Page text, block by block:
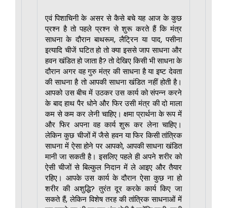
एवं पिशाचिनी के असर से कैसे बचे यह आज के कुछ
प्रश्न है तो पहले प्रश्न से शुरू करते हैं कि मंत्र
साधना के दौरान बाथरूम, लैट्रिन या पाद, पसीना
इत्यादि चीजें घटित हो तो क्या इससे जाप साधना और
हवन खंडित हो जाता है? तो देखिए किसी भी साधना के
दौरान अगर वह गुरु मंत्र की साधना है या इष्ट देवता
की साधना है तो आपकी साधना खंडित नहीं होती है।
आपको उस बीच में उठकर उस कार्य को संपन्न करने
के बाद हाथ पैर धोने और फिर उसी मंत्र की दो माला
कम से कम कर लेनी चाहिए। क्षमा प्रार्थना के रूप में
और फिर अपना वह कार्य शुरू कर लेना चाहिए।
लेकिन कुछ चीजों में जैसे हवन या फिर किसी तांत्रिक
साधना में ऐसा होने पर आपको, आपकी साधना खंडित
मानी जा सकती है। इसलिए पहले ही अपने शरीर को
ऐसी चीजों से बिल्कुल निदान में ले आइए और तैयार
रहिए। आपके उस कार्य के दौरान ऐसा कुछ ना हो
शरीर की अशुद्धि? तुरंत दूर करके कार्य किए जा
सकते हैं, लेकिन विशेष तरह की तांत्रिक साधनाओं में